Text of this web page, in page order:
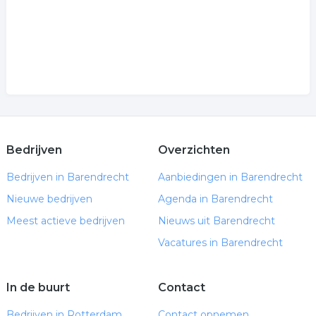
Bedrijven
Bedrijven in Barendrecht
Nieuwe bedrijven
Meest actieve bedrijven
Overzichten
Aanbiedingen in Barendrecht
Agenda in Barendrecht
Nieuws uit Barendrecht
Vacatures in Barendrecht
In de buurt Contact